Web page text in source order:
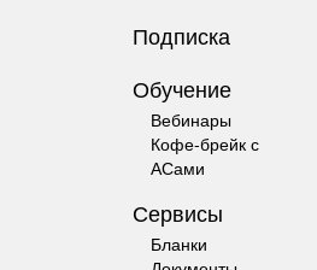
Подписка
Обучение
Вебинары
Кофе-брейк с
АСами
Сервисы
Бланки